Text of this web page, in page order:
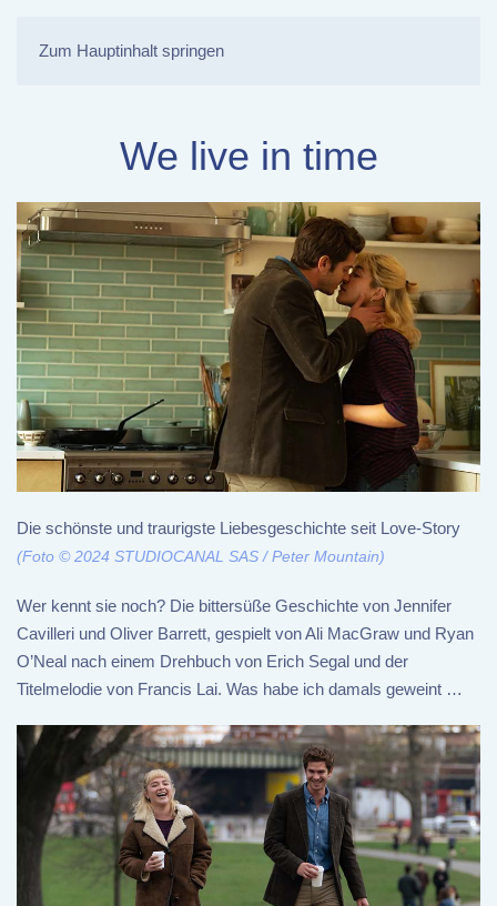
Zum Hauptinhalt springen
We live in time
Die schönste und traurigste Liebesgeschichte seit Love-Story
(Foto © 2024 STUDIOCANAL SAS / Peter Mountain)
Wer kennt sie noch? Die bittersüße Geschichte von Jennifer
Cavilleri und Oliver Barrett, gespielt von Ali MacGraw und Ryan
O’Neal nach einem Drehbuch von Erich Segal und der
Titelmelodie von Francis Lai. Was habe ich damals geweint …